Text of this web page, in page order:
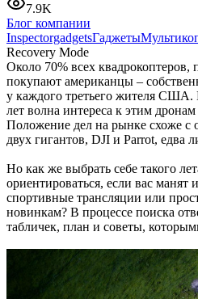
7.9K
Блог компании
InspectorgadgetsГаджеты
Recovery Mode
Около 70% всех
покупают американцы –
у каждого третьего жителя США.
лет волна интереса к этим
Положение дел на рынке схоже
двух гигантов, DJI и Parrot, едва
Но как же выбрать себе такого
ориентироваться, если вас манят
спортивные трансляции или
новинкам? В процессе поиска
табличек, план и советы,